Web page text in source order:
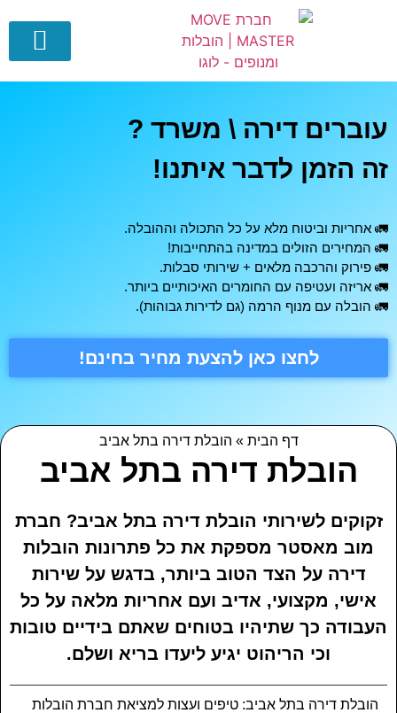
עוברים דירה \ משרד ?
זה הזמן לדבר איתנו!
🚛 אחריות וביטוח מלא על כל התכולה וההובלה.
🚛 המחירים הזולים במדינה בהתחייבות!
🚛 פירוק והרכבה מלאים + שירותי סבלות.
🚛 אריזה ועטיפה עם החומרים האיכותיים ביותר.
🚛 הובלה עם מנוף הרמה (גם לדירות גבוהות).
לחצו כאן להצעת מחיר בחינם!
דף הבית » הובלת דירה בתל אביב
הובלת דירה בתל אביב
זקוקים לשירותי הובלת דירה בתל אביב? חברת
מוב מאסטר מספקת את כל פתרונות הובלות
דירה על הצד הטוב ביותר, בדגש על שירות
אישי, מקצועי, אדיב ועם אחריות מלאה על כל
העבודה כך שתיהיו בטוחים שאתם בידיים טובות
וכי הריהוט יגיע ליעדו בריא ושלם.
הובלת דירה בתל אביב: טיפים ועצות למציאת חברת הובלות